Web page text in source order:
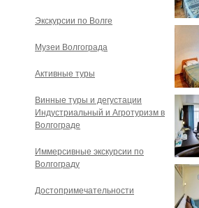
Экскурсии по Волге
Музеи Волгограда
Активные туры
Винные туры и дегустации
Индустриальный и Агротуризм в
Волгограде
Иммерсивные экскурсии по
Волгограду
Достопримечательности